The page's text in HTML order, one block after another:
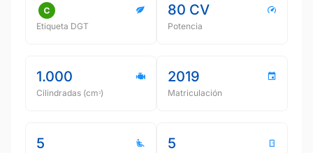
Etiqueta DGT
80 CV
Potencia
1.000
Cilindradas (cmᵌ)
2019
Matriculación
5 5